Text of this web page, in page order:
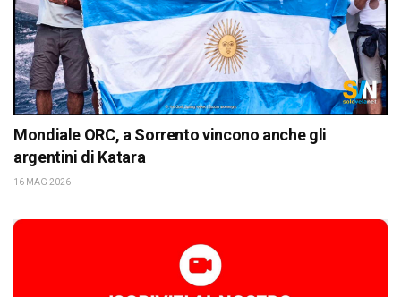
Mondiale ORC, a Sorrento vincono anche gli
argentini di Katara
16 MAG 2026